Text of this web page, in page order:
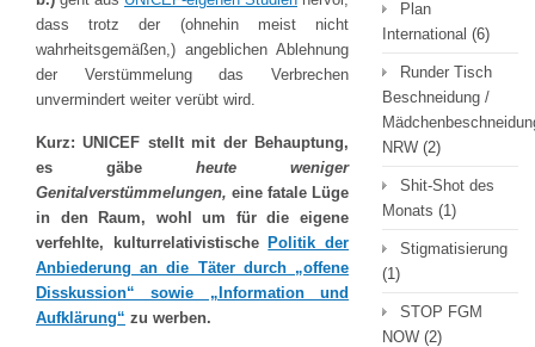
dass trotz der (ohnehin meist nicht
wahrheitsgemäßen,) angeblichen Ablehnung
der Verstümmelung das Verbrechen
unvermindert weiter verübt wird.
Kurz: UNICEF stellt mit der Behauptung,
es gäbe heute weniger
Genitalverstümmelungen, eine fatale Lüge
in den Raum, wohl um für die eigene
verfehlte, kulturrelativistische Politik der
Anbiederung an die Täter durch „offene
Disskussion“ sowie „Information und
Aufklärung“ zu werben.
Plan
International (6)
Runder Tisch
Beschneidung /
NRW (2)
Shit-Shot des
Monats (1)
Stigmatisierung
(1)
STOP FGM
NOW (2)